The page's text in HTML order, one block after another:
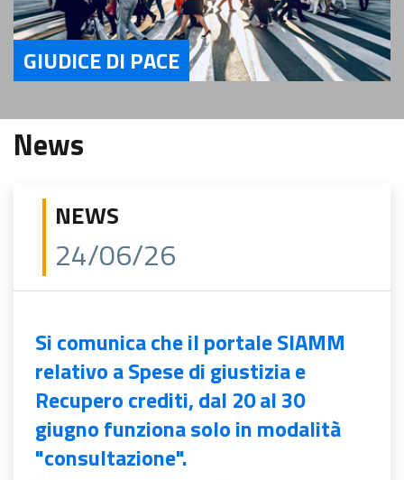
GIUDICE DI PACE
News
NEWS
24/06/26
Si comunica che il portale SIAMM
relativo a Spese di giustizia e
Recupero crediti, dal 20 al 30
giugno funziona solo in modalità
"consultazione".